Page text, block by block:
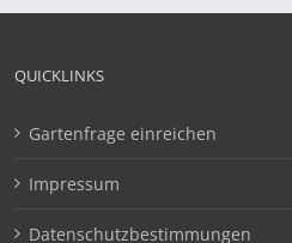
QUICKLINKS
Gartenfrage einreichen
Impressum
Datenschutzbestimmungen